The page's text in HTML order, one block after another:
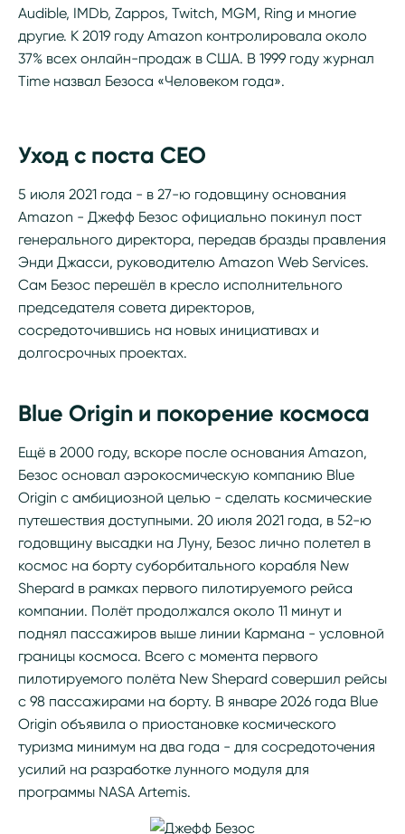
Audible, IMDb, Zappos, Twitch, MGM, Ring и многие
другие. К 2019 году Amazon контролировала около
37% всех онлайн-продаж в США. В 1999 году журнал
Time назвал Безоса «Человеком года».
Уход с поста CEO
5 июля 2021 года - в 27-ю годовщину основания
Amazon - Джефф Безос официально покинул пост
генерального директора, передав бразды правления
Энди Джасси, руководителю Amazon Web Services.
Сам Безос перешёл в кресло исполнительного
председателя совета директоров,
сосредоточившись на новых инициативах и
долгосрочных проектах.
Blue Origin и покорение космоса
Ещё в 2000 году, вскоре после основания Amazon,
Безос основал аэрокосмическую компанию Blue
Origin с амбициозной целью - сделать космические
путешествия доступными. 20 июля 2021 года, в 52-ю
годовщину высадки на Луну, Безос лично полетел в
космос на борту суборбитального корабля New
Shepard в рамках первого пилотируемого рейса
компании. Полёт продолжался около 11 минут и
поднял пассажиров выше линии Кармана - условной
границы космоса. Всего с момента первого
пилотируемого полёта New Shepard совершил рейсы
с 98 пассажирами на борту. В январе 2026 года Blue
Origin объявила о приостановке космического
туризма минимум на два года - для сосредоточения
усилий на разработке лунного модуля для
программы NASA Artemis.